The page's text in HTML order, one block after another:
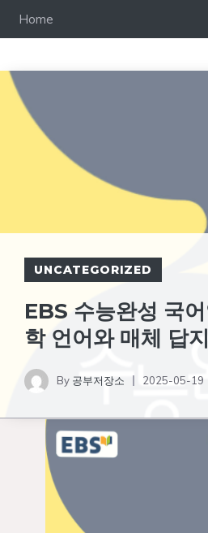
로
Home
UNCATEGORIZED
EBS 수능완성 국
학 언어와 매체 답
By 공부저장소 2025-05-19